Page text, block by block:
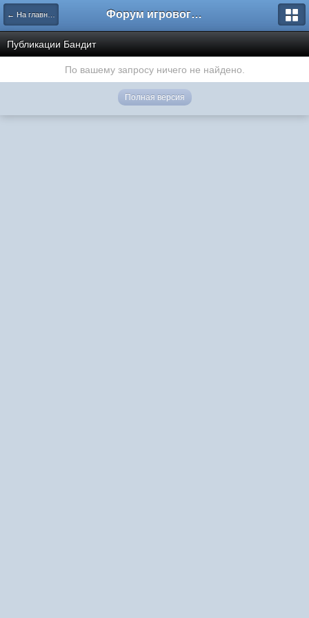
← На главную Форум игрового проекта Riverrise
Публикации Бандит
По вашему запросу ничего не найдено.
Полная версия